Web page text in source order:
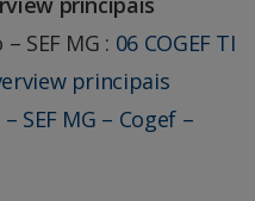
SEF MG : 06 COGEF TI
principais
SEF MG – Cogef –